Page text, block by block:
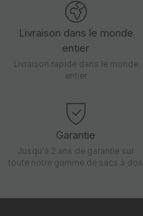
Livraison dans le monde
entier
Livraison rapide dans le monde
entier
Garantie
Jusqu'à 2 ans de garantie sur
toute notre gamme de sacs à dos